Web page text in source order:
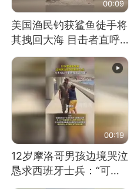
00:09
美国渔民钓获鲨鱼徒手将
其拽回大海 目击者直呼
震惊 （视频来源：参考
消息）
00:19
12岁摩洛哥男孩边境哭泣
恳求西班牙士兵：“可不
可以不要把我遣返回国”